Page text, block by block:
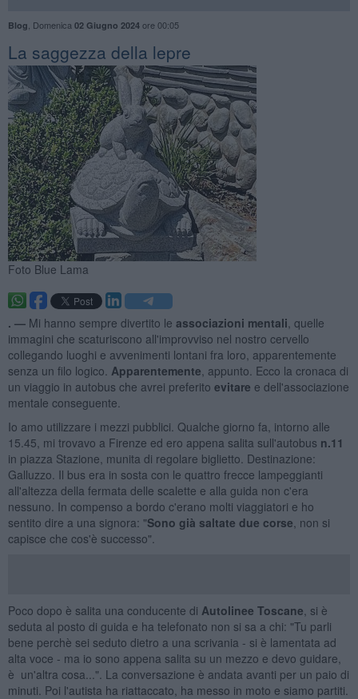
Blog Domenica 02 Giugno 2024ore 00:05
La saggezza della lepre
Foto Blue Lama
. — Mi hanno sempre divertito le associazioni mentali , quelle
immagini che scaturiscono all'improvviso nel nostro cervello
collegando luoghi e avvenimenti lontani fra loro, apparentemente
senza un filo logico. Apparentemente , appunto. Ecco la cronaca di
un viaggio in autobus che avrei preferito evitare e dell'associazione
mentale conseguente.
Io amo utilizzare i mezzi pubblici. Qualche giorno fa, intorno alle
15.45, mi trovavo a Firenze ed ero appena salita sull'autobus n.11
in piazza Stazione, munita di regolare biglietto. Destinazione:
Galluzzo. Il bus era in sosta con le quattro frecce lampeggianti
all'altezza della fermata delle scalette e alla guida non c'era
nessuno. In compenso a bordo c'erano molti viaggiatori e ho
sentito dire a una signora: "Sono già saltate due corse , non si
capisce che cos'è successo".
Poco dopo è salita una conducente di Autolinee Toscane , si è
seduta al posto di guida e ha telefonato non si sa a chi: "Tu parli
bene perchè sei seduto dietro a una scrivania - si è lamentata ad
alta voce - ma io sono appena salita su un mezzo e devo guidare,
è un'altra cosa...". La conversazione è andata avanti per un paio di
minuti. Poi l'autista ha riattaccato, ha messo in moto e siamo partiti.